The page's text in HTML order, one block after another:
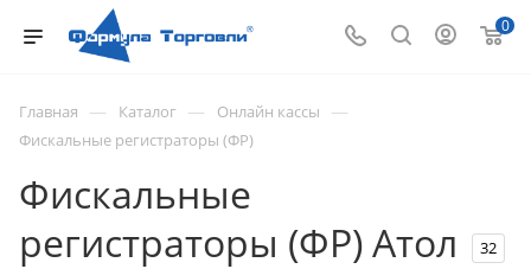
0
Главная — Каталог — Онлайн кассы —
Фискальные регистраторы (ФР)
Фискальные
регистраторы (ФР) Атол
32